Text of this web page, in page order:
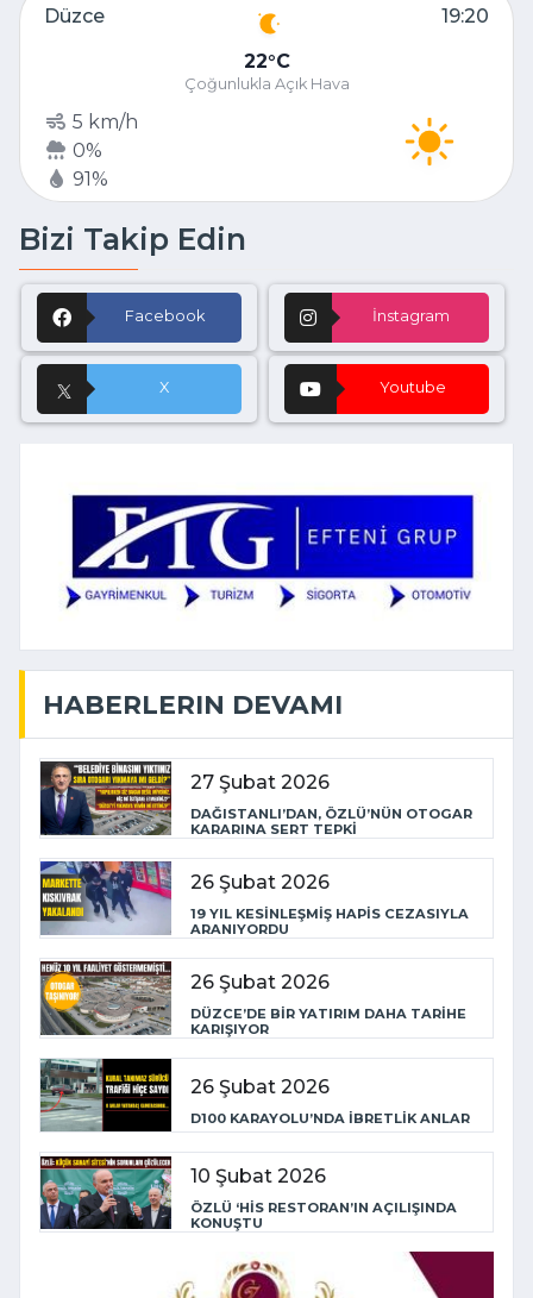
Düzce
19:20
22 C
Çoğunlukla Açık Hava
5 km/h
0%
91%
Bizi Takip Edin
Facebook İnstagram
X Youtube
HABERLERIN DEVAMI
27 Şubat 2026
DAĞISTANLI’DAN, ÖZLÜ’NÜN OTOGAR
KARARINA SERT TEPKİ
26 Şubat 2026
19 YIL KESİNLEŞMİŞ HAPİS CEZASIYLA
ARANIYORDU
26 Şubat 2026
DÜZCE’DE BİR YATIRIM DAHA TARİHE
KARIŞIYOR
26 Şubat 2026
D100 KARAYOLU’NDA İBRETLİK ANLAR
10 Şubat 2026
ÖZLÜ ‘HİS RESTORAN’IN AÇILIŞINDA
KONUŞTU